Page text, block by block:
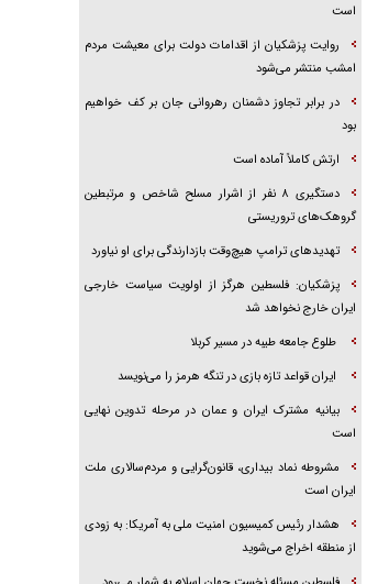
است
روایت پزشکیان از اقدامات دولت برای معیشت مردم
امشب منتشر می‌شود
در برابر تجاوز دشمنان رهروانی جان بر کف خواهیم
بود
ارتش کاملاً آماده است
دستگیری ۸ نفر از اشرار مسلح شاخص و مرتبطین
گروهک‌های تروریستی
تهدید‌های ترامپ هیچ‌وقت بازدارندگی برای او نیاورد
پزشکیان: فلسطین هرگز از اولویت سیاست خارجی
ایران خارج نخواهد شد
طلوع جامعه طیبه در مسیر کربلا
ایران قواعد تازه بازی در تنگه هرمز را می‌نویسد
بیانیه مشترک ایران و عمان در مرحله تدوین نهایی
است
مشروطه نماد بیداری، قانون‌گرایی و مردم‌سالاری ملت
ایران است
هشدار رئیس کمیسیون امنیت ملی به آمریکا: به زودی
از منطقه اخراج می‌شوید